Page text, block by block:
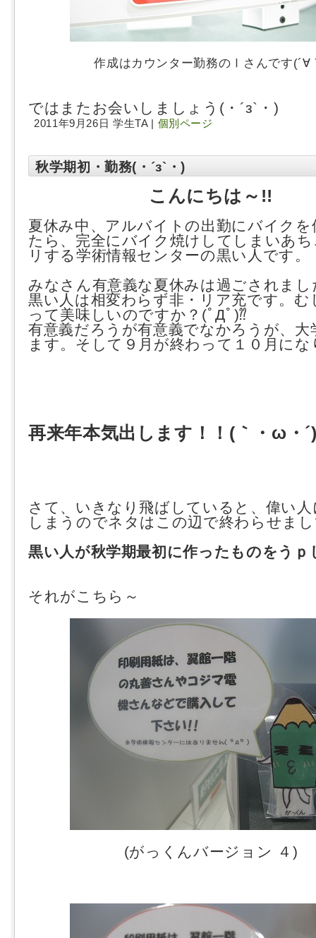
作成はカウンター勤務のⅠさんです(´∀
ではまたお会いしましょう(・´з`・)
2011年9月26日 学生TA | 個別ページ
秋学期初・勤務(・´з`・)
こんにちは～!!
夏休み中、アルバイトの出勤にバイクを
たら、完全にバイク焼けしてしまいあ
リする学術情報センターの黒い人です。
みなさん有意義な夏休みは過ごされまし
黒い人は相変わらず非・リア充です。む
って美味しいのですか？(ﾟДﾟ)⁇
有意義だろうが有意義でなかろうが、大
ます。そして９月が終わって１０月にな
再来年本気出します！！(｀・ω・
さて、いきなり飛ばしていると、偉い
しまうのでネタはこの辺で終わらせま
黒い人が秋学期最初に作ったものをうｐ
それがこちら～
(がっくんバージョン ４)